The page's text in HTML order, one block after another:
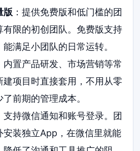
版 ：提供免费版和低门槛的团
有限的初创团队。免费版支持
满足小团队的日常运转。
内置产品研发、市场营销等常
建项目时直接套用，不用从零
前期的管理成本。
支持微信通知和账号登录。团
安装独立App，在微信里就能